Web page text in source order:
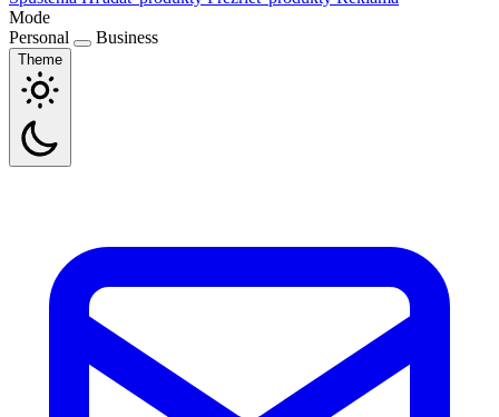
Mode
Personal
Business
Theme